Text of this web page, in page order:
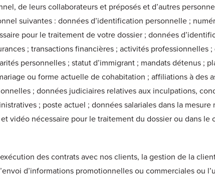
de leurs collaborateurs et préposés et d’autres
suivantes : données d’identification personnelle ;
pour le traitement de votre dossier ; données
; transactions financières ; activités professionnelles
personnelles ; statut d’immigrant ; mandats détenus ;
ou forme actuelle de cohabitation ; affiliations à des
; données judiciaires relatives aux inculpations,
; poste actuel ; données salariales dans la mesure
vidéo nécessaire pour le traitement du dossier ou dans le
des contrats avec nos clients, la gestion de la
d’informations promotionnelles ou commerciales ou